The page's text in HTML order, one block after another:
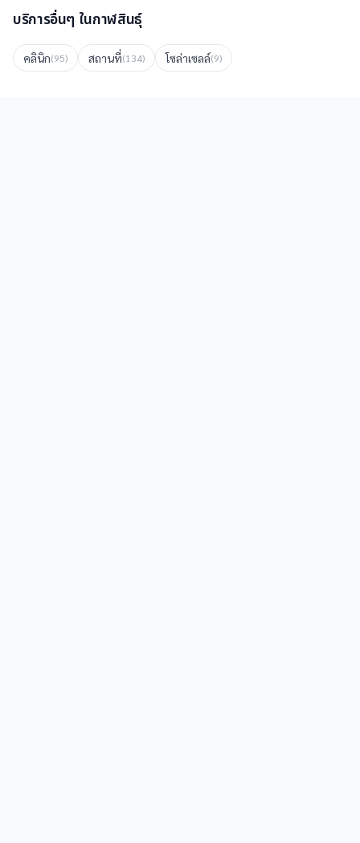
บริการอื่นๆ ในกาฬสินธุ์
คลินิก(95) สถานที่(134) โซล่าเซลล์(9)